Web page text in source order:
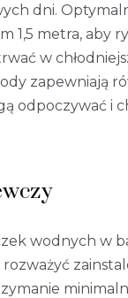
dni.
1,5 metra, aby
w
zapewniają
odpoczywać i
wodnych w